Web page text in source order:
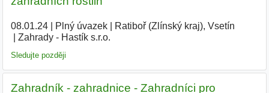
08.01.24| Plný úvazek| Ratiboř (Zlínský kraj), Vsetín
Zahrady - Hastík s.r.o.
Sledujte později
Zahradník - zahradnice - Zahradníci pro